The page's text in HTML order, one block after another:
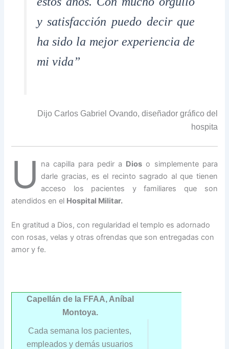
y satisfacción puedo decir que
ha sido la mejor experiencia de
mi vida”
Dijo Carlos Gabriel Ovando, diseñador gráfico del
hospita
U na capilla para pedir a Dios o simplemente para
darle gracias, es el recinto sagrado al que tienen
acceso los pacientes y familiares que son
atendidos en el Hospital Militar.
En gratitud a Dios, con regularidad el templo es adornado
con rosas, velas y otras ofrendas que son entregadas con
amor y fe.
Capellán de la FFAA, Aníbal
Montoya.
Cada semana los pacientes,
empleados y demás usuarios